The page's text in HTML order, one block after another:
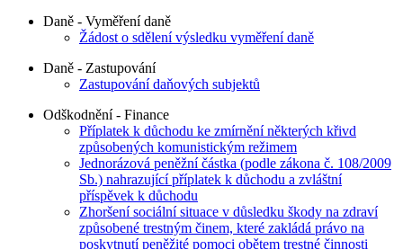
Daně - Vyměření daně
Žádost o sdělení výsledku vyměření daně
Daně - Zastupování
Zastupování daňových subjektů
Odškodnění - Finance
Příplatek k důchodu ke zmírnění některých křivd
způsobených komunistickým režimem
Jednorázová peněžní částka (podle zákona č. 108/2009
Sb.) nahrazující příplatek k důchodu a zvláštní
příspěvek k důchodu
Zhoršení sociální situace v důsledku škody na zdraví
způsobené trestným činem, které zakládá právo na
poskytnutí peněžité pomoci obětem trestné činnosti